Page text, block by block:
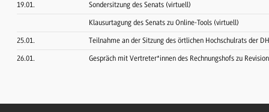
19.01. Sondersitzung des Senats (virtuell)
Klausurtagung des Senats zu Online-Tools (virtuell)
25.01. Teilnahme an der Sitzung des örtlichen Hochschulrats der
26.01. Gespräch mit Vertreter*innen des Rechnungshofs zu